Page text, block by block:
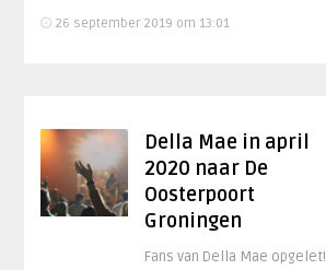
26 september 2019 om 13:01
Della Mae in april
2020 naar De
Oosterpoort
Groningen
Fans van Della Mae opgelet!